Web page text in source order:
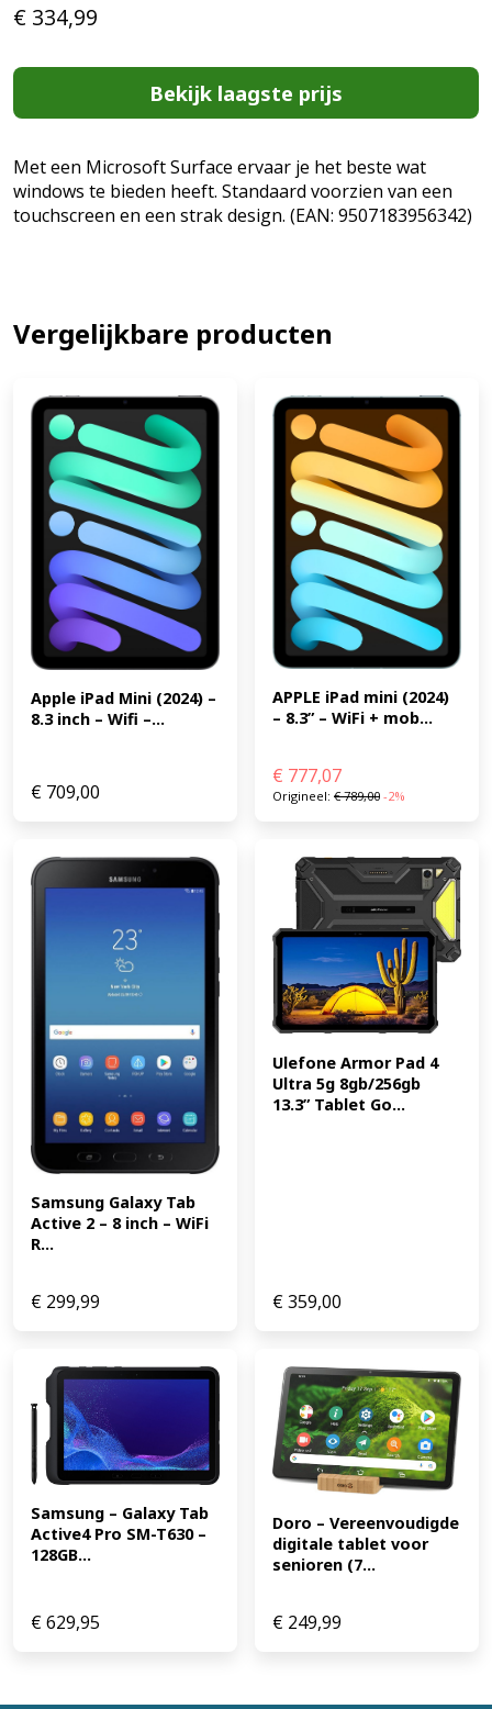
€ 334,99
Bekijk laagste prijs
Met een Microsoft Surface ervaar je het beste wat
windows te bieden heeft. Standaard voorzien van een
touchscreen en een strak design. (EAN: 9507183956342)
Vergelijkbare producten
Apple iPad Mini (2024) –
8.3 inch – Wifi –...
€ 709,00
APPLE iPad mini (2024)
– 8.3” – WiFi + mob...
€ 777,07
Origineel: €789,00 -2%
Samsung Galaxy Tab
Active 2 – 8 inch – WiFi
R...
€ 299,99
Ulefone Armor Pad 4
Ultra 5g 8gb/256gb
13.3” Tablet Go...
€359,00
Samsung – Galaxy Tab
Active4 Pro SM-T630 –
128GB...
€629,95
Doro – Vereenvoudigde
digitale tablet voor
senioren (7...
€ 249,99